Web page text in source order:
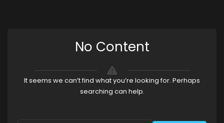
No Content
It seems we can’t find what you’re looking for. Perhaps
searching can help.